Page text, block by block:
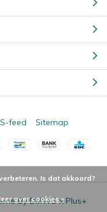
ByDMWSxPlus+
feed Sitemap
Is dat akkoord?
over cookies »